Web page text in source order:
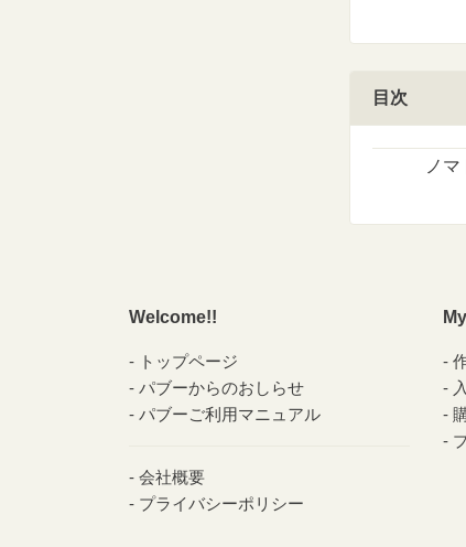
目次
ノ
Welcome!!
トップページ
パブーからのおしらせ
パブーご利用マニュアル
会社概要
プライバシーポリシー